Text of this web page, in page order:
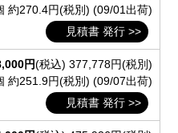
約270.4円(税別) (09/01出荷)
見積書 発行 >>
円(税込) 377,778円(税別)
約251.9円(税別) (09/07出荷)
見積書 発行 >>